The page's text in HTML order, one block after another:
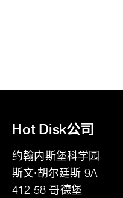
Hot Disk公司
约翰内斯堡科学园
斯文·胡尔廷斯 9A
412 58 哥德堡